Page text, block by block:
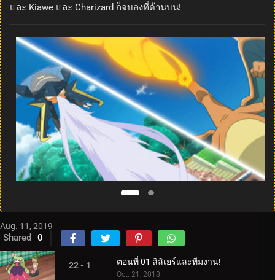
และ Kiawe และ Charizard ก็จบลงที่ด้านบน!
Aug. 11, 2019
Shared 0
22 - 1 ตอนที่ 01 ลิลิเยร์และทีมงาน!
Oct. 21, 2018